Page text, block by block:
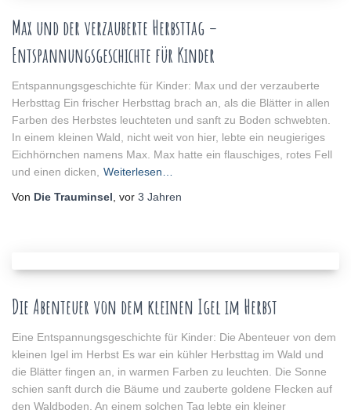
Max und der verzauberte Herbsttag –
Entspannungsgeschichte für Kinder
Entspannungsgeschichte für Kinder: Max und der verzauberte
Herbsttag Ein frischer Herbsttag brach an, als die Blätter in allen
Farben des Herbstes leuchteten und sanft zu Boden schwebten.
In einem kleinen Wald, nicht weit von hier, lebte ein neugieriges
Eichhörnchen namens Max. Max hatte ein flauschiges, rotes Fell
und einen dicken,
Weiterlesen…
Von Die Trauminsel , vor 3 Jahren
Die Abenteuer von dem kleinen Igel im Herbst
Eine Entspannungsgeschichte für Kinder: Die Abenteuer von dem
kleinen Igel im Herbst Es war ein kühler Herbsttag im Wald und
die Blätter fingen an, in warmen Farben zu leuchten. Die Sonne
schien sanft durch die Bäume und zauberte goldene Flecken auf
den Waldboden. An einem solchen Tag lebte ein kleiner